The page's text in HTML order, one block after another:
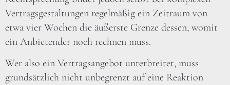
Vertragsgestaltungen regelmäßig ein Zeitraum von
etwa vier Wochen die äußerste Grenze dessen, womit
ein Anbietender noch rechnen muss.
Wer also ein Vertragsangebot unterbreitet, muss
grundsätzlich nicht unbegrenzt auf eine Reaktion